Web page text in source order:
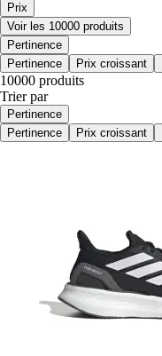
Prix
Voir les 10000 produits
Pertinence
Pertinence
Prix croissant
10000 produits
Trier par
Pertinence
Pertinence
Prix croissant